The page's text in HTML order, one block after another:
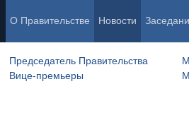
О Правительстве Новости
Председатель Правительства
Вице-премьеры